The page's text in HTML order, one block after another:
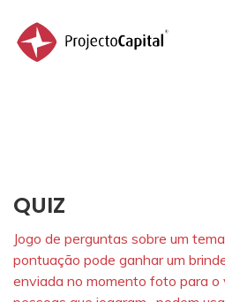
Serviços
Contactos
QUIZ
Jogo de perguntas sobre um
pontuação pode ganhar um
enviada no momento foto para o